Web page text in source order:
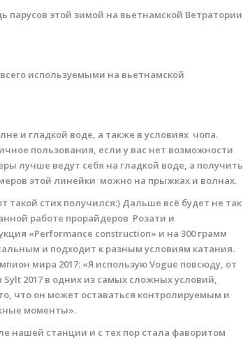
этой зимой на вьетнамской Ветратории
используемыми на вьетнамской
и гладкой воде, а также в условиях чопа.
пользования, если у вас нет возможности
лучше ведут себя на гладкой воде, а получить
этой линейки можно на прыжках и волнах.
стих получился:) Дальше всё будет не так
работе прорайдеров Розати и
«Performance construction» и на 300 грамм
и подходит к разным условиям катания.
мира 2017: «Я использую Vogue повсюду, от
2017 в одних из самых сложных условий,
что он может оставаться контролируемым и
моменты».
нашей станции и с тех пор стала фаворитом